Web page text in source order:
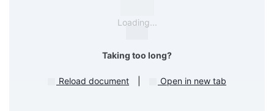
Loading...
Taking too long?
Reload document Open in new tab